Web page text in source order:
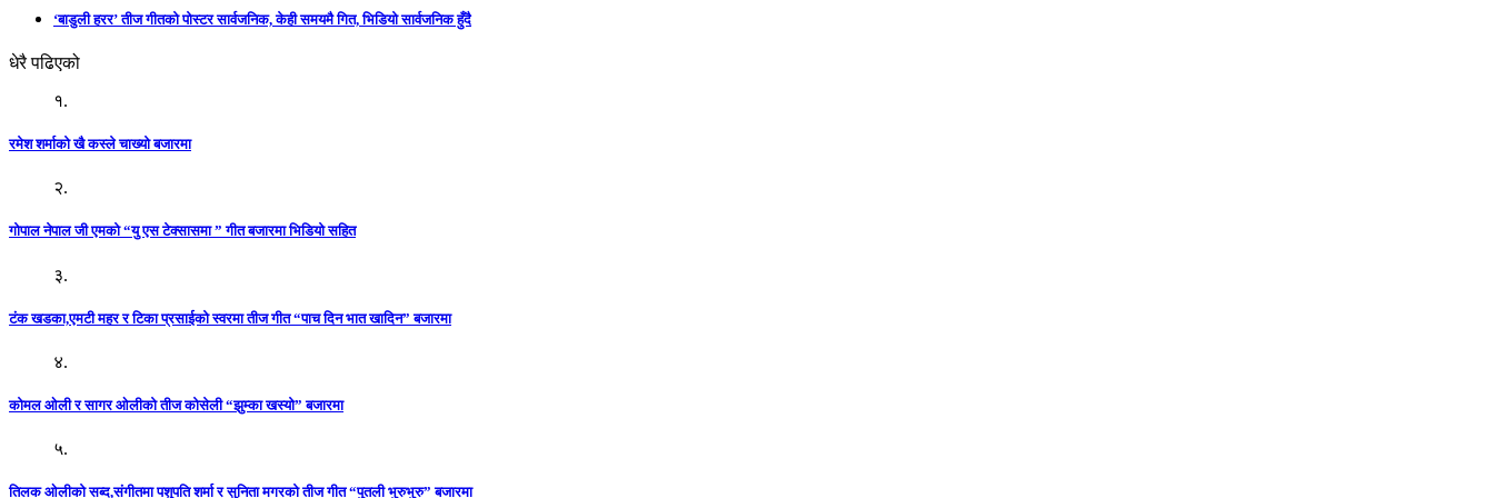
‘बाडुली हरर’ तीज गीतको पोस्टर सार्वजनिक, केही समयमै गित, भिडियो सार्वजनिक हुँदै
धेरै पढिएको
१.
रमेश शर्माको खै कस्ले चाख्यो बजारमा
२.
गोपाल नेपाल जी एमको “यु एस टेक्सासमा ” गीत बजारमा भिडियो सहित
३.
टंक खडका,एमटी महर र टिका प्रसाईको स्वरमा तीज गीत “पाच दिन भात खादिन” बजारमा
४.
कोमल ओली र सागर ओलीको तीज कोसेली “झुम्का खस्यो” बजारमा
५.
तिलक ओलीको सब्द,संगीतमा पशुपति शर्मा र सुनिता मगरको तीज गीत “पुतली भुरुभुरु” बजारमा